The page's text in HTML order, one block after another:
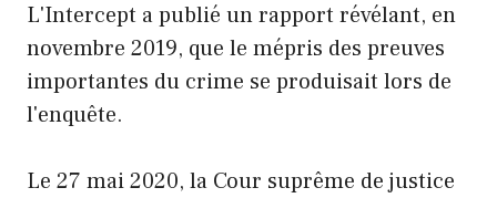
L'Intercept a publié un rapport révélant, en
novembre 2019, que le mépris des preuves
importantes du crime se produisait lors de
l'enquête.
Le 27 mai 2020, la Cour suprême de justice